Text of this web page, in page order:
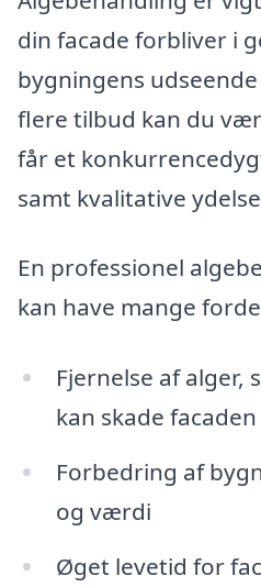
din facade forbliver i
bygningens
flere tilbud kan du
får et
samt kvalitative
En professionel
kan have mange
Fjernelse af alger,
kan skade facaden
Forbedring af
og værdi
Øget levetid for